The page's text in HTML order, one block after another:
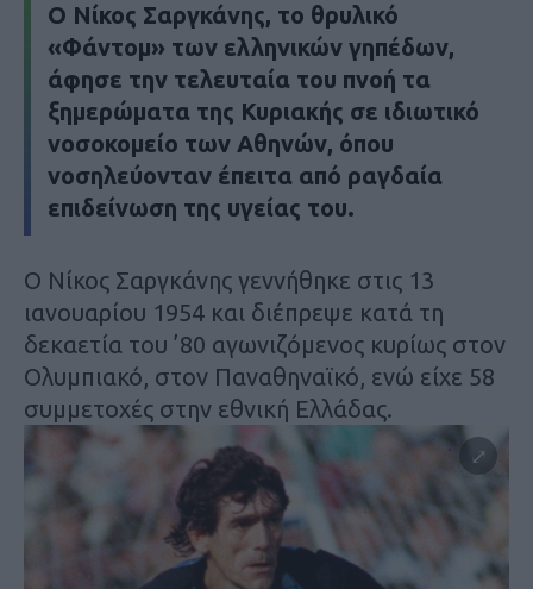
Ο Νίκος Σαργκάνης, το θρυλικό
«Φάντομ» των ελληνικών γηπέδων,
άφησε την τελευταία του πνοή τα
ξημερώματα της Κυριακής σε ιδιωτικό
νοσοκομείο των Αθηνών, όπου
νοσηλεύονταν έπειτα από ραγδαία
επιδείνωση της υγείας του.
Ο Νίκος Σαργκάνης γεννήθηκε στις 13
ιανουαρίου 1954 και διέπρεψε κατά τη
δεκαετία του ’80 αγωνιζόμενος κυρίως στον
Ολυμπιακό, στον Παναθηναϊκό, ενώ είχε 58
συμμετοχές στην εθνική Ελλάδας.